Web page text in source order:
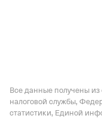
Все данные получены
налоговой службы,
статистики, Единой